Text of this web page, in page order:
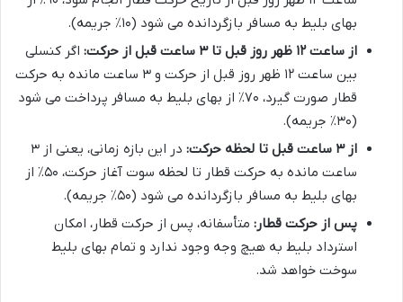
بهای بلیط به مسافر بازگردانده می شود (۱۰٪ جریمه).
از ساعت ۱۲ ظهر روز قبل تا ۳ ساعت قبل از حرکت:
اگر کنسلی
بین ساعت ۱۲ ظهر روز قبل از حرکت و ۳ ساعت مانده به حرکت
قطار صورت گیرد، ۷۰٪ از بهای بلیط به مسافر پرداخت می شود
(۳۰٪ جریمه).
از ۳ ساعت قبل تا لحظه حرکت:
در این بازه زمانی، یعنی از ۳
ساعت مانده به حرکت قطار تا لحظه سوت آغاز حرکت، ۵۰٪ از
بهای بلیط به مسافر بازگردانده می شود (۵۰٪ جریمه).
پس از حرکت قطار: متأسفانه، پس از حرکت قطار، امکان
استرداد بلیط به هیچ وجه وجود ندارد و تمام بهای بلیط
سوخت خواهد شد.